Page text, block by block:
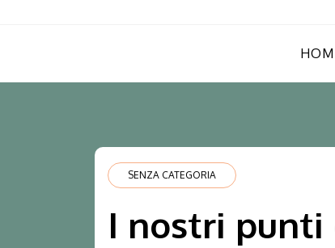
SENZA CATEGORIA
I nostri punti